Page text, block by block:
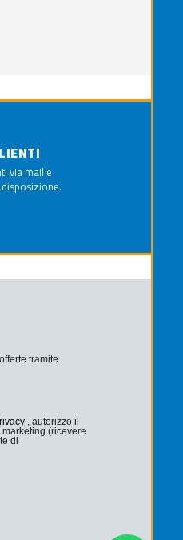
via mail e
tramite
, autorizzo il
(ricevere
di